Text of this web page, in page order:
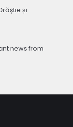
și
news from